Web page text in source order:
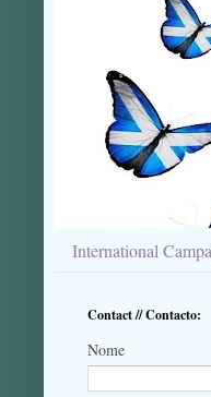
International
Contact // Contacto:
Nome